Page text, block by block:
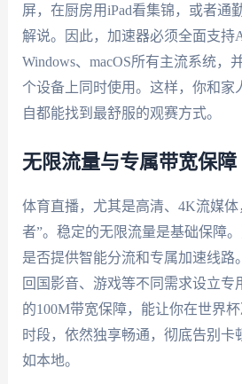
屏，在厨房用iPad看集锦，或者通
解说。因此，加速器必须全面支持
Windows、macOS所有主流系统，
个设备上同时使用。这样，你和家
自都能找到最舒服的观赛方式。
无限流量与专属带宽保障
体育直播，尤其是高清、4K流媒
者”。稳定的无限流量是基础保障
是否提供智能分流和专属加速线路
回国影音、游戏等不同需求设立专
的100M带宽保障，能让你在世界
时段，依然独享畅通，彻底告别卡
如本地。